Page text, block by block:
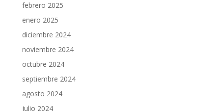
febrero 2025
enero 2025
diciembre 2024
noviembre 2024
octubre 2024
septiembre 2024
agosto 2024
julio 2024